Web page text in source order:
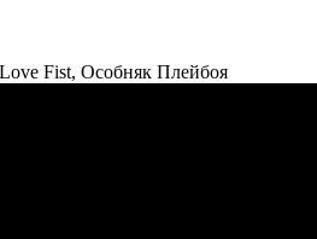
Fist, Особняк Плейбоя